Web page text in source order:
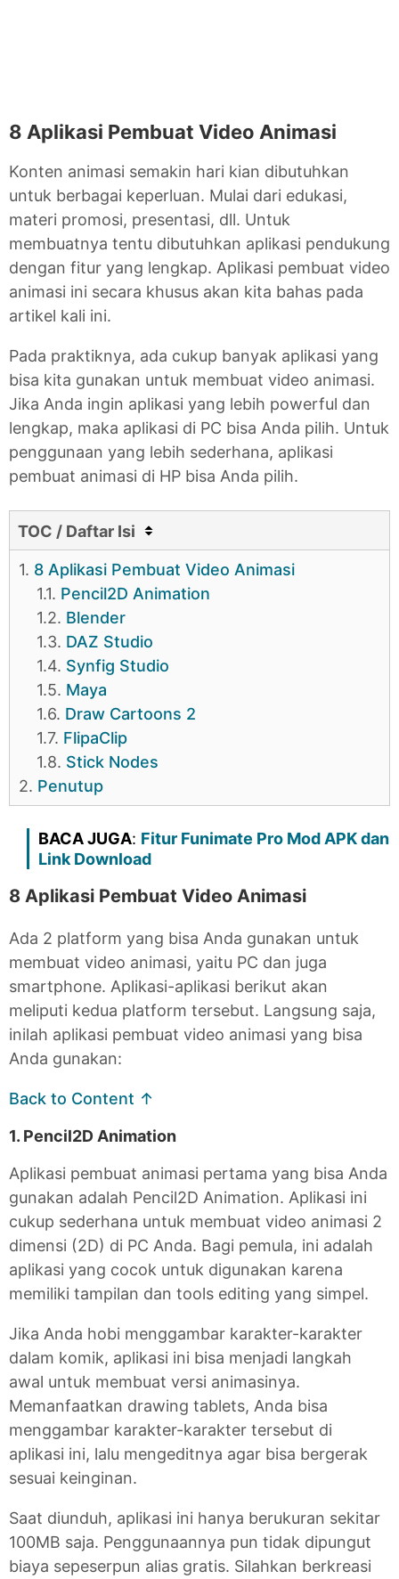
8 Aplikasi Pembuat Video Animasi
Konten animasi semakin hari kian dibutuhkan
untuk berbagai keperluan. Mulai dari edukasi,
materi promosi, presentasi, dll. Untuk
membuatnya tentu dibutuhkan aplikasi pendukung
dengan fitur yang lengkap. Aplikasi pembuat video
animasi ini secara khusus akan kita bahas pada
artikel kali ini.
Pada praktiknya, ada cukup banyak aplikasi yang
bisa kita gunakan untuk membuat video animasi.
Jika Anda ingin aplikasi yang lebih powerful dan
lengkap, maka aplikasi di PC bisa Anda pilih. Untuk
penggunaan yang lebih sederhana, aplikasi
pembuat animasi di HP bisa Anda pilih.
TOC / Daftar Isi
1. 8 Aplikasi Pembuat Video Animasi
1.1. Pencil2D Animation
1.2. Blender
1.3. DAZ Studio
1.4. Synfig Studio
1.5. Maya
1.6. Draw Cartoons 2
1.7. FlipaClip
1.8. Stick Nodes
2. Penutup
BACA JUGA: Fitur Funimate Pro Mod APK dan
Link Download
8 Aplikasi Pembuat Video Animasi
Ada 2 platform yang bisa Anda gunakan untuk
membuat video animasi, yaitu PC dan juga
smartphone. Aplikasi-aplikasi berikut akan
meliputi kedua platform tersebut. Langsung saja,
inilah aplikasi pembuat video animasi yang bisa
Anda gunakan:
Back to Content ↑
1. Pencil2D Animation
Aplikasi pembuat animasi pertama yang bisa Anda
gunakan adalah Pencil2D Animation. Aplikasi ini
cukup sederhana untuk membuat video animasi 2
dimensi (2D) di PC Anda. Bagi pemula, ini adalah
aplikasi yang cocok untuk digunakan karena
memiliki tampilan dan tools editing yang simpel.
Jika Anda hobi menggambar karakter-karakter
dalam komik, aplikasi ini bisa menjadi langkah
awal untuk membuat versi animasinya.
Memanfaatkan drawing tablets, Anda bisa
menggambar karakter-karakter tersebut di
aplikasi ini, lalu mengeditnya agar bisa bergerak
sesuai keinginan.
Saat diunduh, aplikasi ini hanya berukuran sekitar
100MB saja. Penggunaannya pun tidak dipungut
biaya sepeserpun alias gratis. Silahkan berkreasi